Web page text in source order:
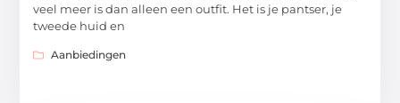
veel meer is dan alleen een outfit. Het is je pantser, je
tweede huid en
Aanbiedingen